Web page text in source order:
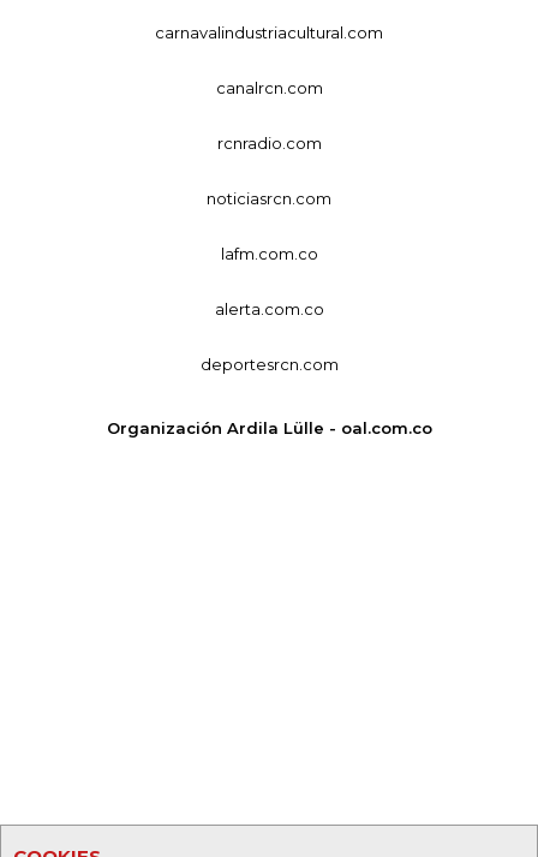
carnavalindustriacultural.com
canalrcn.com
rcnradio.com
noticiasrcn.com
lafm.com.co
alerta.com.co
deportesrcn.com
Organización Ardila Lülle - oal.com.co